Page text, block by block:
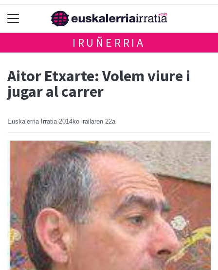
IRUÑERRIA
Aitor Etxarte: Volem viure i
jugar al carrer
Euskalerria Irratia 2014ko irailaren 22a